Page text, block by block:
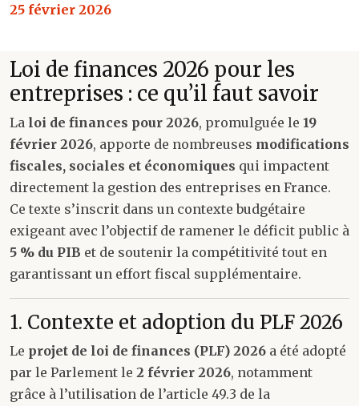
25 février 2026
Loi de finances 2026 pour les
entreprises : ce qu’il faut savoir
La loi de finances pour 2026, promulguée le 19
février 2026, apporte de nombreuses modifications
fiscales, sociales et économiques qui impactent
directement la gestion des entreprises en France.
Ce texte s’inscrit dans un contexte budgétaire
exigeant avec l’objectif de ramener le déficit public à
5 % du PIB et de soutenir la compétitivité tout en
garantissant un effort fiscal supplémentaire.
1. Contexte et adoption du PLF 2026
Le projet de loi de finances (PLF) 2026 a été adopté
par le Parlement le 2 février 2026, notamment
grâce à l’utilisation de l’article 49.3 de la